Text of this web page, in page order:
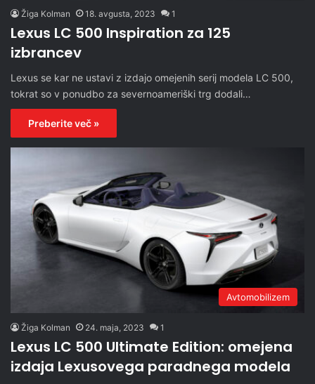
Žiga Kolman 18. avgusta, 2023 1
Lexus LC 500 Inspiration za 125
izbrancev
Lexus se kar ne ustavi z izdajo omejenih serij modela LC 500,
tokrat so v ponudbo za severnoameriški trg dodali…
Preberite več »
Avtomobilizem
Žiga Kolman 24. maja, 2023 1
Lexus LC 500 Ultimate Edition: omejena
izdaja Lexusovega paradnega modela